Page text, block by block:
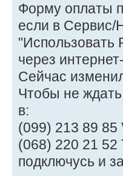
Форму оплаты
если в Сервис/
"Использовать
через
Сейчас
Чтобы не
в:
(099) 213 89 85
(068) 220 21 52
подключусь и